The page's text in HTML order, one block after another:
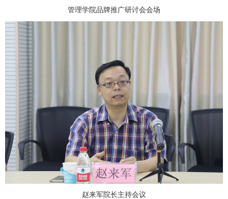
管理学院品牌推广研讨会会场
赵来军院长主持会议